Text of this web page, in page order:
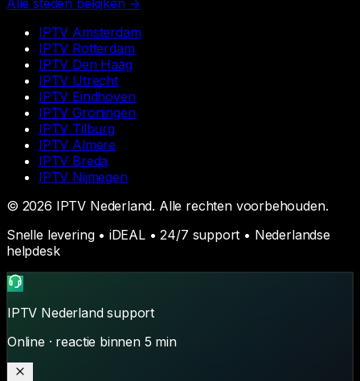
Alle steden bekijken →
IPTV Amsterdam
IPTV Rotterdam
IPTV Den Haag
IPTV Utrecht
IPTV Eindhoven
IPTVGroningen
IPTV Tilburg
IPTV Almere
IPTV Breda
IPTV Nijmegen
© 2026 IPTV Nederland. Alle rechten voorbehouden.
Snelle levering • iDEAL • 24/7 support • Nederlandse
helpdesk
IPTV Nederlandsupport
Online · reactie binnen 5 min